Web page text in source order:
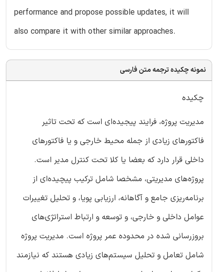
performance and propose possible updates, it will
also compare it with other similar approaches.
نمونه چکیده ترجمه متن فارسی
چکیده
مدیریت پروژه، فرایند پیجیده‌ای است که تحت تاثیر
فاکتورهای زیادی از جمله محیط خارجی و یا فاکتور‌های
داخلی قرار دارد که بعضا یا کلا تحت کنترل مدیر است.
پروژه‌های مدیریتی، مشخصا شامل ترکیب پیچیده‌ای از
برنامه‌ریزی جامع و آگاهانه، ارزیابی پویا، و تحلیل تغییرات
عوامل داخلی و خارجی، و توسعه و ارتباط استراتژی‌های
بروزرسانی شده در محدوده عمر پروژه است. مدیریت پروژه
شامل تعامل و تحلیل سیستم‌های زیادی هستند که نیازمند